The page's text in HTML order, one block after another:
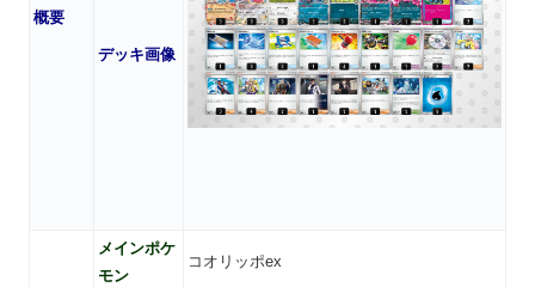
概要
デッキ画像
メインポケ
モン
コオリッポex